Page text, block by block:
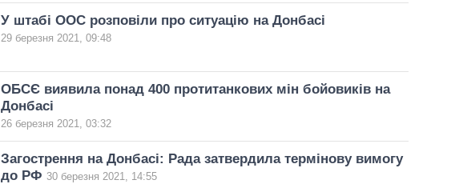
У штабі ООС розповіли про ситуацію на Донбасі
29 березня 2021, 09:48
ОБСЄ виявила понад 400 протитанкових мін бойовиків на
Донбасі
26 березня 2021, 03:32
Загострення на Донбасі: Рада затвердила термінову вимогу
до РФ 30 березня 2021, 14:55